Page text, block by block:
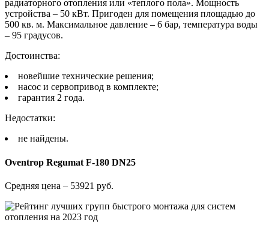
радиаторного отопления или «теплого пола». Мощность
устройства – 50 кВт. Пригоден для помещения площадью до
500 кв. м. Максимальное давление – 6 бар, температура воды
– 95 градусов.
Достоинства:
новейшие технические решения;
насос и сервопривод в комплекте;
гарантия 2 года.
Недостатки:
не найдены.
Oventrop Regumat F-180 DN25
Средняя цена – 53921 руб.